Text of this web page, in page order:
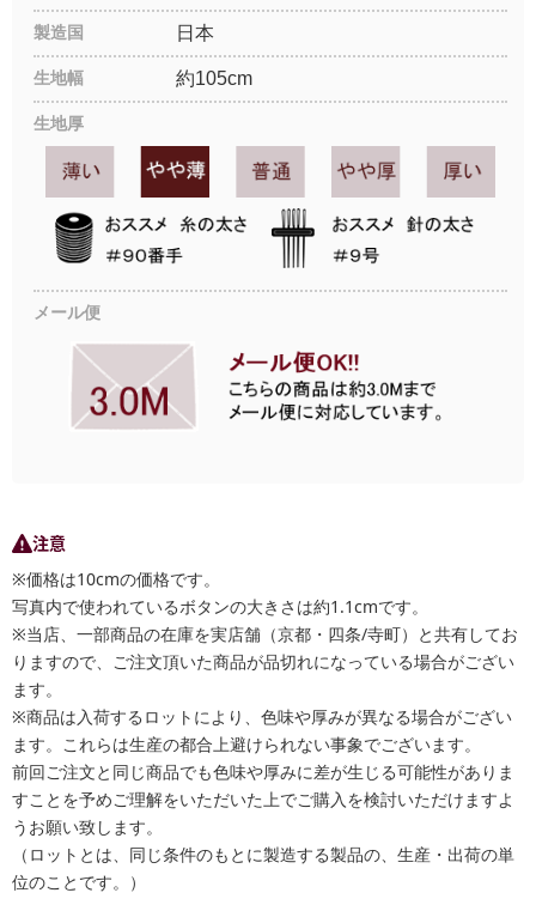
製造国 日本
生地幅 約105cm
生地厚
メール便
注意
※価格は10cmの価格です。
写真内で使われているボタンの大きさは約1.1cmです。
※当店、一部商品の在庫を実店舗（京都・四条/寺町）と共有してお
りますので、ご注文頂いた商品が品切れになっている場合がござい
ます。
※商品は入荷するロットにより、色味や厚みが異なる場合がござい
ます。これらは生産の都合上避けられない事象でございます。
前回ご注文と同じ商品でも色味や厚みに差が生じる可能性がありま
すことを予めご理解をいただいた上でご購入を検討いただけますよ
うお願い致します。
（ロットとは、同じ条件のもとに製造する製品の、生産・出荷の単
位のことです。）